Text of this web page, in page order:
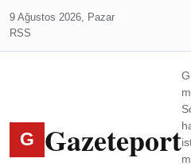
9 Ağustos 2026, Pazar
RSS
G Gazeteport